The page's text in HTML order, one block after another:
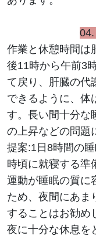
04.
作業と休憩時間は
後11時から午前3
て戻り、肝臓の代
できるように、体
す。長い間十分な
の上昇などの問題
提案:1日8時間の
時頃に就寝する準
運動が睡眠の質に
ため、夜間にあま
することはお勧め
夜に十分な休息を